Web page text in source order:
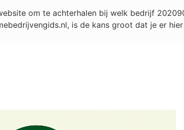
om te achterhalen bij welk bedrijf
is de kans groot dat je er